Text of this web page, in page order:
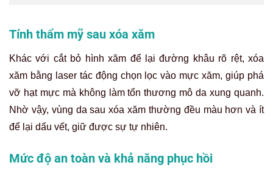
Tính thẩm mỹ sau xóa xăm
Khác với cắt bỏ hình xăm để lại đường khâu rõ rệt, xóa
xăm bằng laser tác động chọn lọc vào mực xăm, giúp phá
vỡ hạt mực mà không làm tổn thương mô da xung quanh.
Nhờ vậy, vùng da sau xóa xăm thường đều màu hơn và ít
để lại dấu vết, giữ được sự tự nhiên.
Mức độ an toàn và khả năng phục hồi